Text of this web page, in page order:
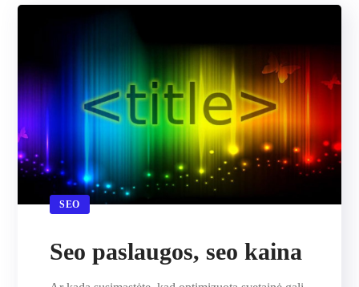
SEO
Seo paslaugos, seo kaina